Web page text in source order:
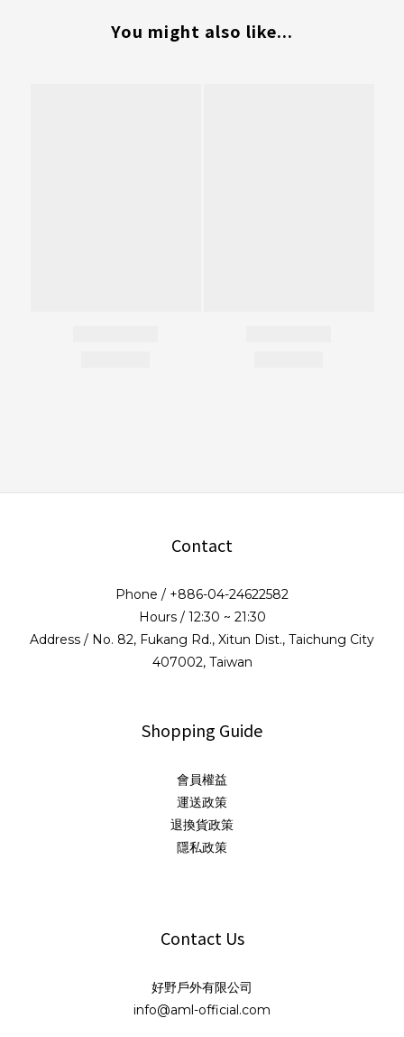
You might also like...
Contact
Phone / +886-04-24622582
Hours / 12:30 ~ 21:30
Address / No. 82, Fukang Rd., Xitun Dist., Taichung City
407002, Taiwan
Shopping Guide
會員權益
運送政策
退換貨政策
隱私政策
Contact Us
好野戶外有限公司
info@aml-official.com